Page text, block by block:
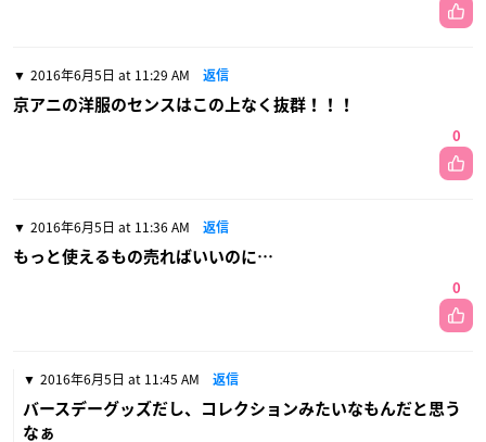
2016年6月5日 at 11:29 AM 返信
京アニの洋服のセンスはこの上なく抜群！！！
0
2016年6月5日 at 11:36 AM 返信
もっと使えるもの売ればいいのに…
0
2016年6月5日 at 11:45 AM 返信
バースデーグッズだし、コレクションみたいなもんだと思う
なぁ